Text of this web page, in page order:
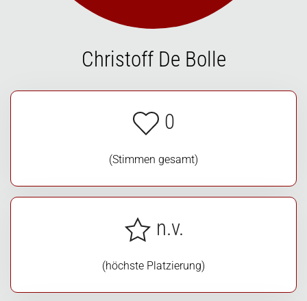
Christoff De Bolle
0
(Stimmen gesamt)
n.v.
(höchste Platzierung)